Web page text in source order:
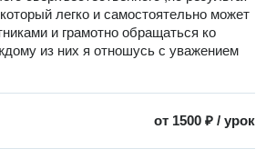
легко и самостоятельно может
и грамотно обращаться ко
из них я отношусь с уважением
от 1500 ₽ /урок